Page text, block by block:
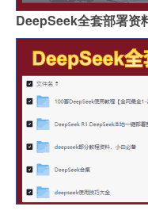
DeepSeek全套部署资